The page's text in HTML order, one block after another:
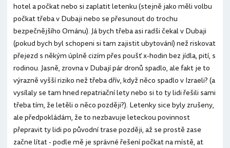
hotel a počkat nebo si zaplatit letenku (stejně jako měli volbu
počkat třeba v Dubaji nebo se přesunout do trochu
bezpečnějšího Ománu). Já bych třeba asi radši čekal v Dubaji
(pokud bych byl schopeni si tam zajistit ubytování) než riskovat
přejezd s někým úplně cizím přes poušť x-hodin bez jídla, pití, s
rodinou. Jasně, zrovna v Dubají pár dronů spadlo, ale fakt je to
výrazně vyšší riziko než třeba dřív, když něco spadlo v Izraeli? (a
vysílaly se tam hned repatriační lety nebo si to ty lidi řešili sami
třeba tím, že letěli o něco později?). Letenky sice byly zrušeny,
ale předpokládám, že to nezbavuje leteckou povinnost
přepravit ty lidi po původní trase později, až se prostě zase
začne lítat - podle mě je správné řešení počkat na místě, at